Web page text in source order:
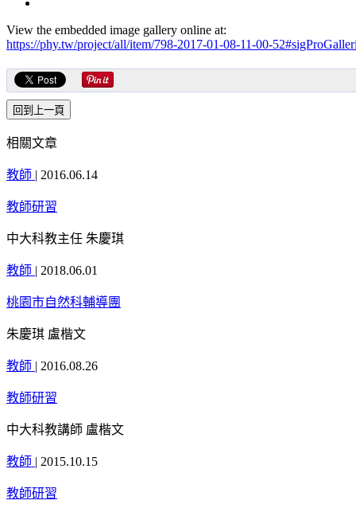
View the embedded image gallery online at:
https://phy.tw/project/all/item/798-2017-01-08-11-00-
相關文章
教師 | 2016.06.14
教師研習
中大科教主任 朱慶琪
教師 | 2018.06.01
桃園市自然科輔導團
朱慶琪 盧楷文
教師 | 2016.08.26
教師研習
中大科教講師 盧楷文
教師 | 2015.10.15
教師研習